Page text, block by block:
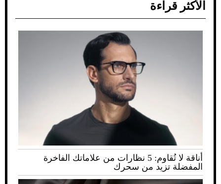
الأكثر قراءة
أناقة لا تُقاوم: 5 نظارات من علاماتك الفاخرة
المفضلة تزيد من سحرك